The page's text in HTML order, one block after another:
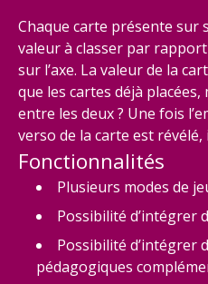
Chaque carte présente sur
valeur à classer par
sur l’axe. La valeur de la
que les cartes déjà
entre les deux ? Une fois
verso de la carte est
Fonctionnalités
Plusieurs modes de
Possibilité d’intégrer
Possibilité d’intégrer
pédagogiques